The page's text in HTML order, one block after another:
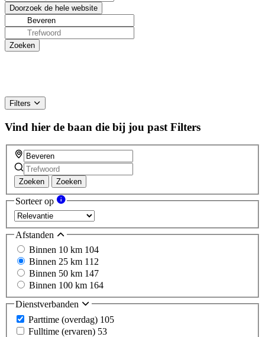
Filters
Vind hier de baan die bij jou past Filters
Zoeken Zoeken
Sorteer op
Afstanden
Binnen 10 km 104
Binnen 25 km 112
Binnen 50 km 147
Binnen 100 km 164
Dienstverbanden
Parttime (overdag) 105
Fulltime (ervaren) 53